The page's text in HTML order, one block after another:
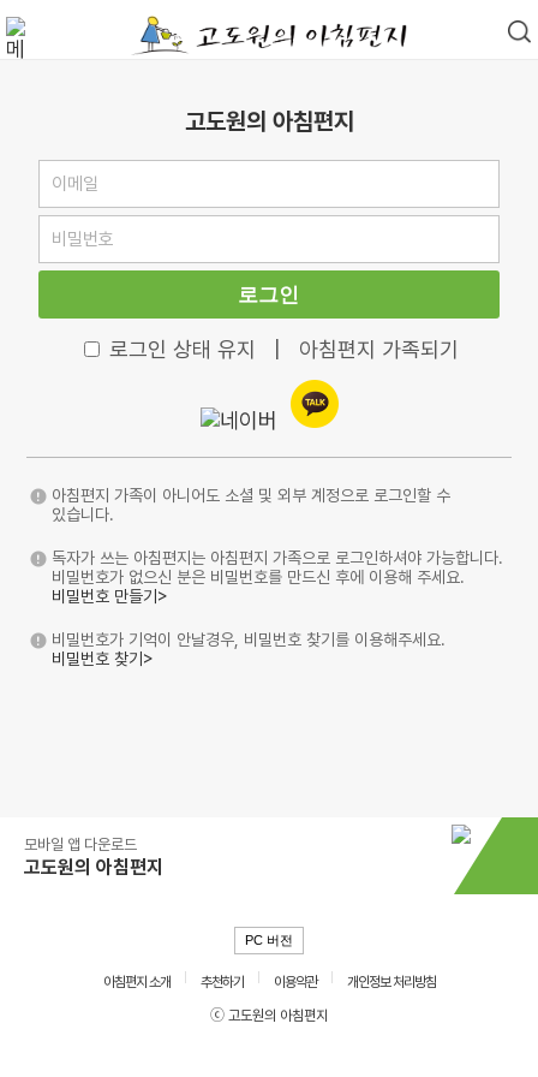
고도원의 아침편지
로그인
로그인 상태 유지 아침편지 가족되기
아침편지 가족이 아니어도 소셜 및 외부 계정으로 로그인할 수
있습니다.
독자가 쓰는 아침편지는 아침편지 가족으로 로그인하셔야 가능합니다.
비밀번호가 없으신 분은 비밀번호를 만드신 후에 이용해 주세요.
비밀번호 만들기>
비밀번호가 기억이 안날경우, 비밀번호 찾기를 이용해주세요.
비밀번호 찾기>
모바일 앱 다운로드
고도원의 아침편지
PC 버전
아침편지 소개 추천하기 이용약관
개인정보 처리방침
ⓒ 고도원의 아침편지